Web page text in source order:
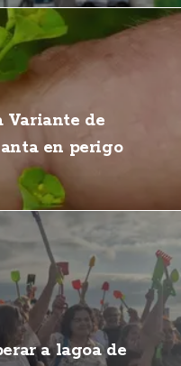
Variante de
en perigo
a lagoa de